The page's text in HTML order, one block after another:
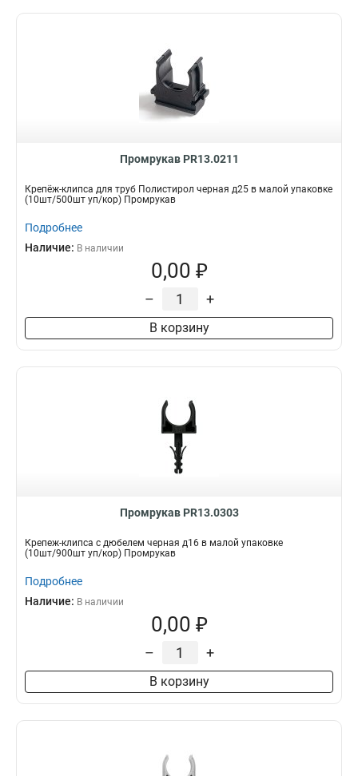
Промрукав PR13.0211
Крепёж-клипса для труб Полистирол черная д25 в малой упаковке
(10шт/500шт уп/кор) Промрукав
Подробнее
Наличие: В наличии
0,00 ₽
– +
В корзину
Промрукав PR13.0303
Крепеж-клипса с дюбелем черная д16 в малой упаковке
(10шт/900шт уп/кор) Промрукав
Подробнее
Наличие: В наличии
0,00 ₽
– +
В корзину